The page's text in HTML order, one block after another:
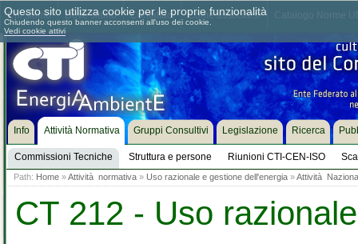
Chi siamo Dove siamo Contattaci Come associarsi
Info Attività Normativa
Commissioni Tecniche Struttura e persone Riunioni CTI-CEN-ISO
Gruppi Consultivi Legislazione Ricerca
Path: Home »Attività normativa » Uso razionale e gestione dell'energia »Attività
CT 212 - Uso
Questo sito utilizza cookie per le proprie funzionalità
Chiudendo questo banner acconsenti all'uso dei cookie.
Vedi cookie attivi